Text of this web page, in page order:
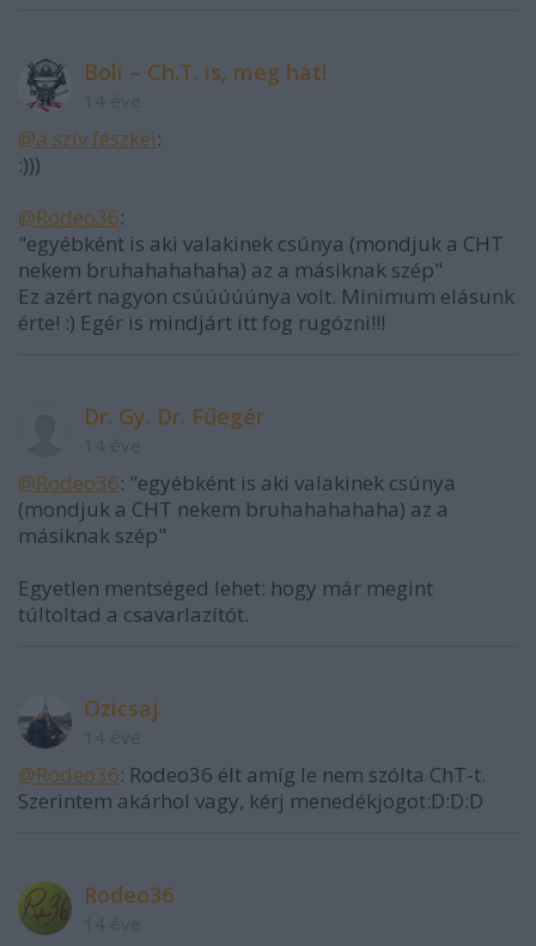
Boli – Ch.T. is, meg hát!
@a szív fészkei:
:)))
@Rodeo36:
"egyébként is aki valakinek csúnya (mondjuk a CHT
nekem bruhahahahaha) az a másiknak szép"
Ez azért nagyon csúúúúúnya volt. Minimum elásunk
érte! :) Egér is mindjárt itt fog rugózni!!!
Dr. Gy. Dr. Fűegér
@Rodeo36: "egyébként is aki valakinek csúnya
(mondjuk a CHT nekem bruhahahahaha) az a
másiknak szép"
Egyetlen mentséged lehet: hogy már megint
túltoltad a csavarlazítót.
Ozicsaj
@Rodeo36: Rodeo36 élt amíg le nem szólta ChT-t.
Szerintem akárhol vagy, kérj menedékjogot:D:D:D
Rodeo36